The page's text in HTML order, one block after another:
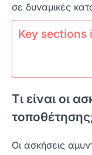
σε δυναμικές
Key sections
Τι είναι οι
Οι ασκήσεις